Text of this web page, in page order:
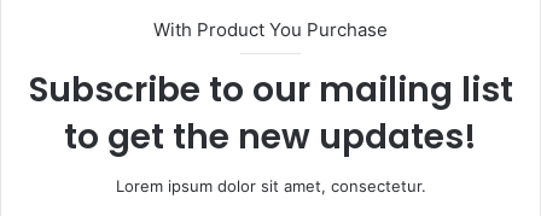
With Product You Purchase
Subscribe to our mailing list
to get the new updates!
Lorem ipsum dolor sit amet, consectetur.